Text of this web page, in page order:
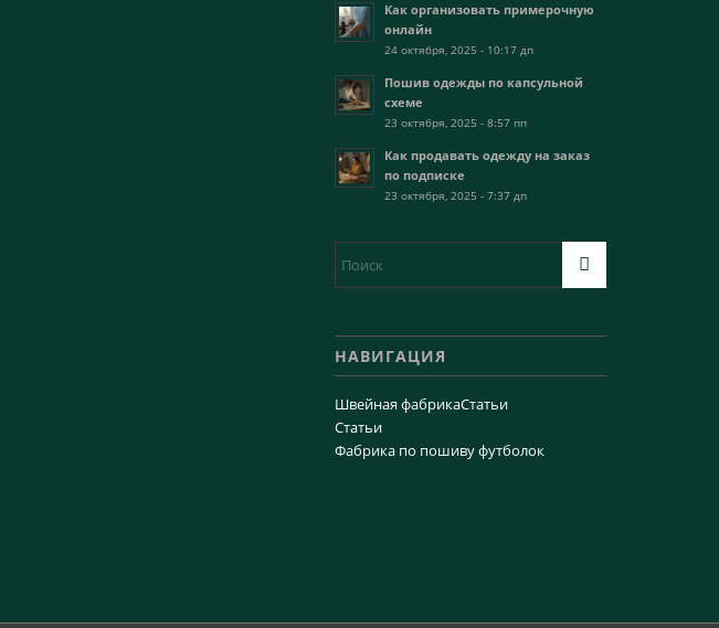
Как организовать примерочную
онлайн
24 октября, 2025 - 10:17 дп
Пошив одежды по капсульной
схеме
23 октября, 2025 - 8:57 пп
Как продавать одежду на заказ
по подписке
23 октября, 2025 - 7:37 дп
НАВИГАЦИЯ
Швейная фабрика
Статьи
Статьи
Фабрика по пошиву футболок